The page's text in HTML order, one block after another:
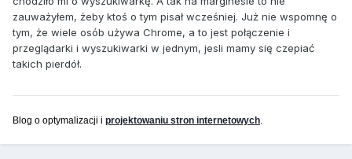
zauważyłem, żeby ktoś o tym pisał wcześniej. Już nie wspomnę o
tym, że wiele osób używa Chrome, a to jest połączenie i
przeglądarki i wyszukiwarki w jednym, jesli mamy się czepiać
takich pierdół.
Blog o optymalizacji i projektowaniu stron internetowych